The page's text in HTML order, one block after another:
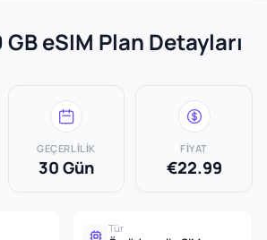
eSIM Plan Detayları
GEÇERLILIK
30 Gün
FIYAT
€22.99
Tür